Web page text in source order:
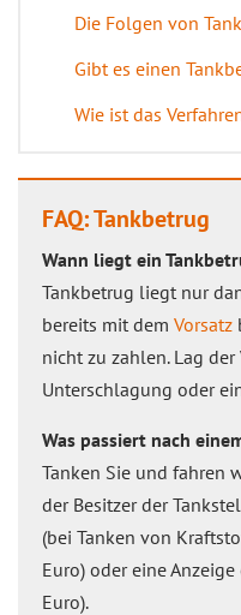
Die Folgen von
Gibt es einen
Wie ist das
FAQ: Tankbetrug
Wann liegt ein
Tankbetrug liegt nur
bereits mit dem Vorsatz
nicht zu zahlen. Lag
Unterschlagung oder
Was passiert nach
Tanken Sie und fahren
der Besitzer der
(bei Tanken von
Euro) oder eine
Euro).